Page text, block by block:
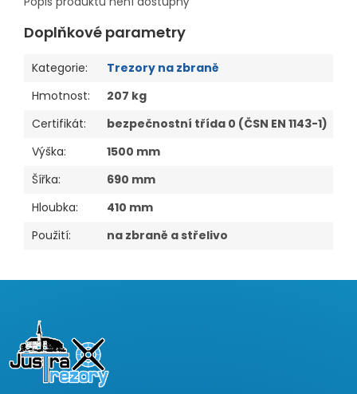
Doplňkové parametry
Kategorie:
Trezory na zbraně
Hmotnost:
207 kg
Certifikát:
bezpečnostní třída 0 (ČSN EN 1143-1)
Výška:
1500 mm
Šířka:
690 mm
Hloubka:
410 mm
Použití: na zbraně a střelivo
a